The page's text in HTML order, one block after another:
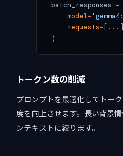
batch_responses =
    model
=
    requests
= [ ... ]
)
トークン数の削減
プロンプトを最適化してトー
度を向上させます。長い背景
ンテキストに絞ります。